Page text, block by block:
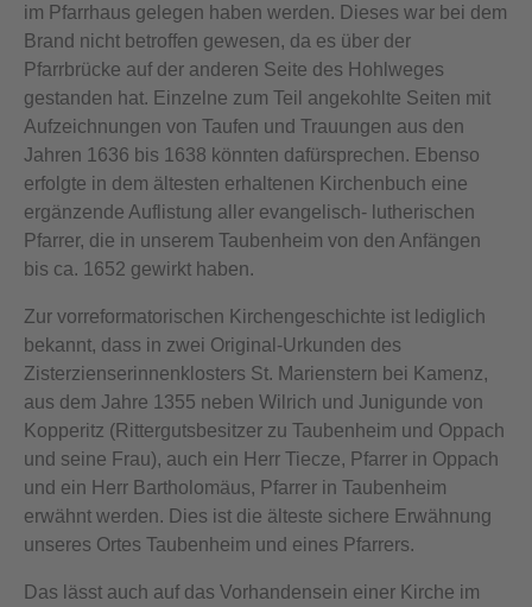
im Pfarrhaus gelegen haben werden. Dieses war bei dem
Brand nicht betroffen gewesen, da es über der
Pfarrbrücke auf der anderen Seite des Hohlweges
gestanden hat. Einzelne zum Teil angekohlte Seiten mit
Aufzeichnungen von Taufen und Trauungen aus den
Jahren 1636 bis 1638 könnten dafürsprechen. Ebenso
erfolgte in dem ältesten erhaltenen Kirchenbuch eine
ergänzende Auflistung aller evangelisch- lutherischen
Pfarrer, die in unserem Taubenheim von den Anfängen
bis ca. 1652 gewirkt haben.
Zur vorreformatorischen Kirchengeschichte ist lediglich
bekannt, dass in zwei Original-Urkunden des
Zisterzienserinnenklosters St. Marienstern bei Kamenz,
aus dem Jahre 1355 neben Wilrich und Junigunde von
Kopperitz (Rittergutsbesitzer zu Taubenheim und Oppach
und seine Frau), auch ein Herr Tiecze, Pfarrer in Oppach
und ein Herr Bartholomäus, Pfarrer in Taubenheim
erwähnt werden. Dies ist die älteste sichere Erwähnung
unseres Ortes Taubenheim und eines Pfarrers.
Das lässt auch auf das Vorhandensein einer Kirche im